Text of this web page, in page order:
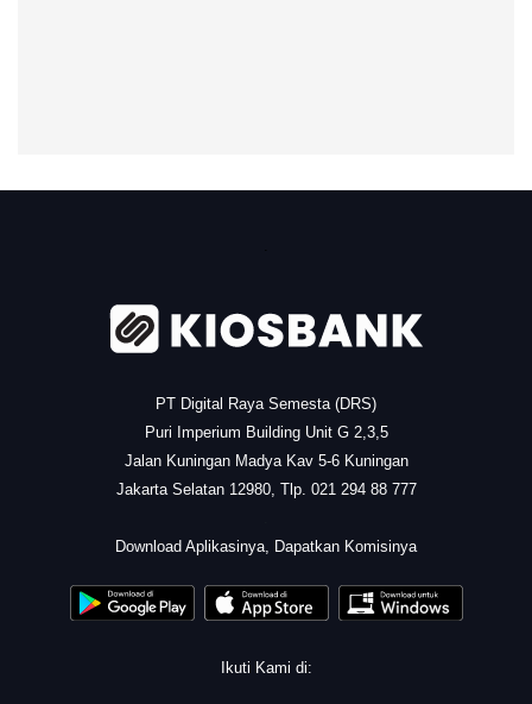
.
PT Digital Raya Semesta (DRS)
Puri Imperium Building Unit G 2,3,5
Jalan Kuningan Madya Kav 5-6 Kuningan
Jakarta Selatan 12980, Tlp. 021 294 88 777
Download Aplikasinya, Dapatkan Komisinya
Ikuti Kami di: